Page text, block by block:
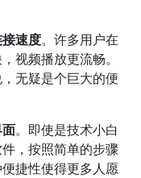
速度。许多用户在
视频播放更流畅。
无疑是个巨大的便
。即使是技术小白
，按照简单的步骤
捷性使得更多人愿